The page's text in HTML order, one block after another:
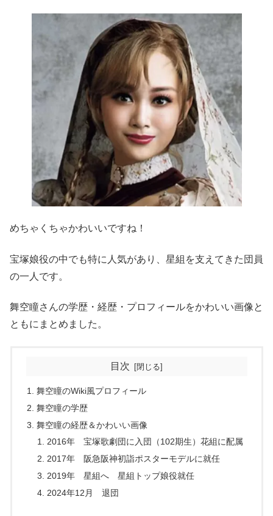
めちゃくちゃかわいいですね！
宝塚娘役の中でも特に人気があり、星組を支えてきた団員
の一人です。
舞空瞳さんの学歴・経歴・プロフィールをかわいい画像と
ともにまとめました。
目次
舞空瞳のWiki風プロフィール
舞空瞳の学歴
舞空瞳の経歴＆かわいい画像
2016年 宝塚歌劇団に入団（102期生）花組に配属
2017年 阪急阪神初詣ポスターモデルに就任
2019年 星組へ 星組トップ娘役就任
2024年12月 退団